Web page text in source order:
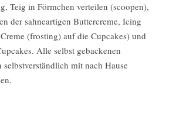
Teig in Förmchen verteilen (scoopen),
der sahneartigen Buttercreme, Icing
(frosting) auf die Cupcakes) und
Alle selbst gebackenen
mit nach Hause